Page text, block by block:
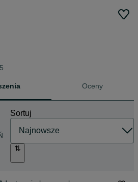
Oceny
Sortuj